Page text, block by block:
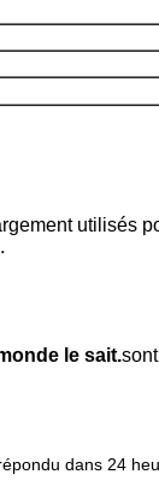
utilisés
le sait.
dans 24